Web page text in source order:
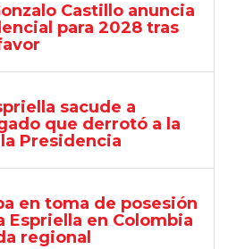
Castillo anuncia
para 2028 tras
sacude a
que derrotó a la
Presidencia
en toma de posesión
Espriella en Colombia
regional